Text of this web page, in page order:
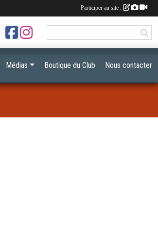
Médias Boutique du Club Nous contacter
Participer au site :